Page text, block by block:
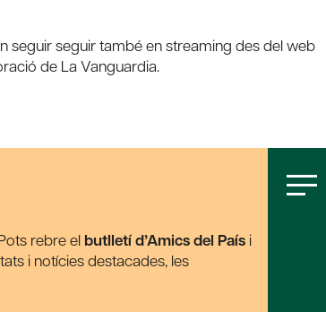
seguir seguir també en streaming des del web
de La Vanguardia.
rebre el butlletí d’Amics del País i
i notícies destacades, les